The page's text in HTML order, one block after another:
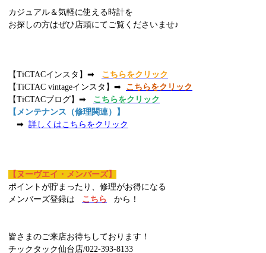
カジュアル＆気軽に使える時計を
お探しの方はぜひ店頭にてご覧くださいませ♪
【TiCTACインスタ】➡
こちらをクリック
【TiCTAC vintageインスタ】➡ こちらをクリック
【TiCTACブログ】➡
こちらをクリック
【メンテナンス（修理関連）】
➡ 詳しくはこちらをクリック
【ヌーヴエイ・メンバーズ】
ポイントが貯まったり、修理がお得になる
メンバーズ登録は
こちら から！
皆さまのご来店お待ちしております！
チックタック仙台店/022-393-8133